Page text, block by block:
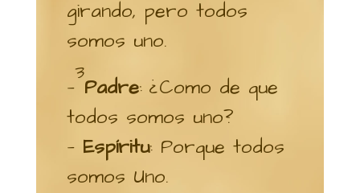
girando, pero todos
somos uno.
—
3
Padre: ¿Como de que
todos somos uno?
— Espíritu: Porque todos
somos Uno.